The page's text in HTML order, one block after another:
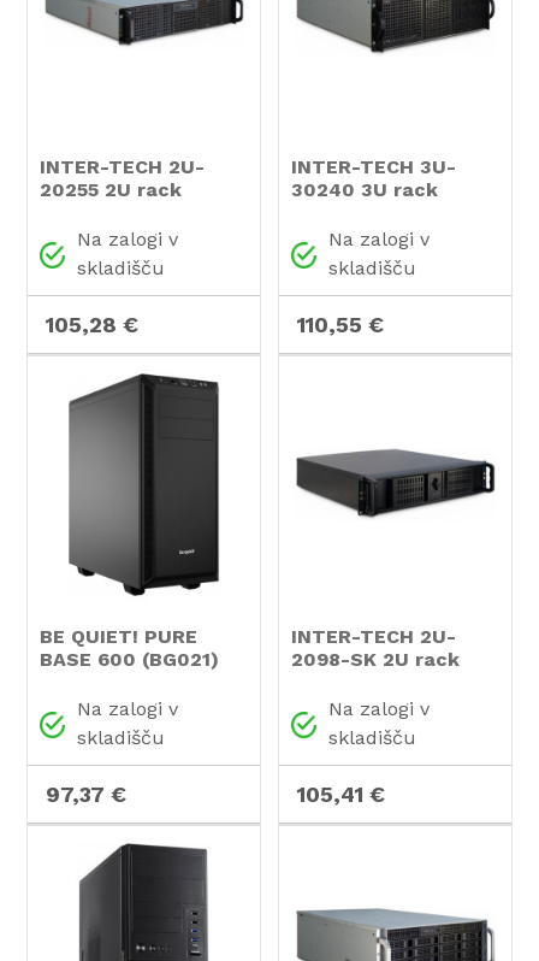
INTER-TECH 2U-
20255 2U rack
strežniško ohišje
Na zalogi v
skladišču
105,28 €
INTER-TECH 3U-
30240 3U rack
strežniško ohišje
Na zalogi v
skladišču
110,55 €
BE QUIET! PURE
BASE 600 (BG021)
Na zalogi v
skladišču
97,37 €
INTER-TECH 2U-
2098-SK 2U rack
strežniško ohišje
Na zalogi v
skladišču
105,41 €